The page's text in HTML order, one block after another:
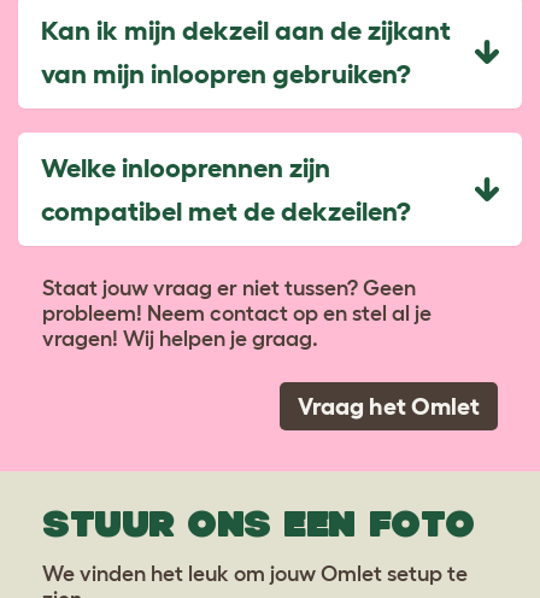
Kan ik mijn dekzeil aan de zijkant
van mijn inloopren gebruiken?
Welke inlooprennen zijn
compatibel met de dekzeilen?
Staat jouw vraag er niet tussen? Geen
probleem! Neem contact op en stel al je
vragen! Wij helpen je graag.
Vraag het Omlet
STUUR ONS EEN FOTO
We vinden het leuk om jouw Omlet setup te